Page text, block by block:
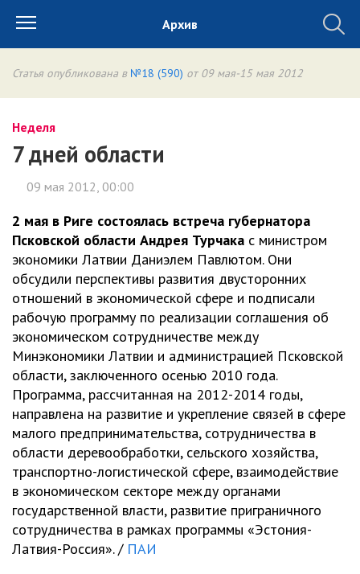
Архив
Статья опубликована в №18 (590) от 09 мая-15 мая 2012
Неделя
7 дней области
09 мая 2012, 00:00
2 мая в Риге состоялась встреча губернатора
Псковской области Андрея Турчака с министром
экономики Латвии Даниэлем Павлютом. Они
обсудили перспективы развития двусторонних
отношений в экономической сфере и подписали
рабочую программу по реализации соглашения об
экономическом сотрудничестве между
Минэкономики Латвии и администрацией Псковской
области, заключенного осенью 2010 года.
Программа, рассчитанная на 2012-2014 годы,
направлена на развитие и укрепление связей в сфере
малого предпринимательства, сотрудничества в
области деревообработки, сельского хозяйства,
транспортно-логистической сфере, взаимодействие
в экономическом секторе между органами
государственной власти, развитие приграничного
сотрудничества в рамках программы «Эстония-
Латвия-Россия». / ПАИ